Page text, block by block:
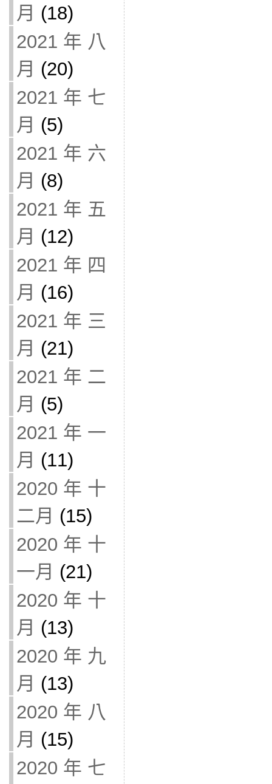
月 (18)
2021 年 八
月 (20)
2021 年 七
月 (5)
2021 年 六
月 (8)
2021 年 五
月 (12)
2021 年 四
月 (16)
2021 年 三
月 (21)
2021 年 二
月 (5)
2021 年 一
月 (11)
2020 年 十
二月 (15)
2020 年 十
一月 (21)
2020 年 十
月 (13)
2020 年 九
月 (13)
2020 年 八
月 (15)
2020 年 七